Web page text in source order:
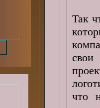
Так
свои
что